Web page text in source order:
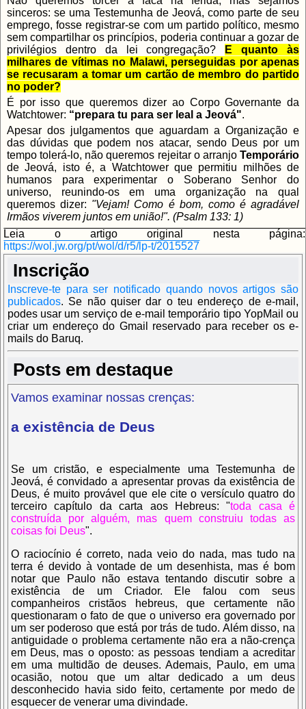
sinceros: se uma Testemunha de Jeová, como parte de seu
emprego, fosse registrar-se com um partido político, mesmo
sem compartilhar os princípios, poderia continuar a gozar de
privilégios dentro da lei congregação?
E quanto às
milhares de vítimas no Malawi, perseguidas por apenas
se recusaram a tomar um cartão de membro do partido
no poder?
É por isso que queremos dizer ao Corpo Governante da
Watchtower: “prepara tu para ser leal a Jeová".
Apesar dos julgamentos que aguardam a Organização e
das dúvidas que podem nos atacar, sendo Deus por um
tempo tolerá-lo, não queremos rejeitar o arranjoTemporário
de Jeová, isto é, a Watchtower que permitiu milhões de
humanos para experimentar o Soberano Senhor do
universo, reunindo-os em uma organização na qual
queremos dizer: "Vejam! Como é bom, como é agradável
Irmãos viverem juntos em união!". (Psalm 133: 1)
Leia o artigo original nesta página:
https://wol.jw.org/pt/wol/d/r5/lp-t/2015527
Inscrição
Inscreve-te para ser notificado quando novos artigos são
publicados. Se não quiser dar o teu endereço de e-mail,
podes usar um serviço de e-mail temporário tipo YopMail ou
criar um endereço do Gmail reservado para receber os e-
mails do Baruq.
Posts em destaque
Vamos examinar nossas crenças:
a existência de Deus
Se um cristão, e especialmente uma Testemunha de
Jeová, é convidado a apresentar provas da existência de
Deus, é muito provável que ele cite o versículo quatro do
terceiro capítulo da carta aos Hebreus:"toda casa é
construída por alguém, mas quem construiu todas as
coisas foi Deus".
O raciocínio é correto, nada veio do nada, mas tudo na
terra é devido à vontade de um desenhista, mas é bom
notar que Paulo não estava tentando discutir sobre a
existência de um Criador. Ele falou com seus
companheiros cristãos hebreus, que certamente não
questionaram o fato de que o universo era governado por
um ser poderoso que está por trás de tudo. Além disso, na
antiguidade o problema certamente não era a não-crença
em Deus, mas o oposto: as pessoas tendiam a acreditar
em uma multidão de deuses. Ademais, Paulo, em uma
ocasião, notou que um altar dedicado a um deus
desconhecido havia sido feito, certamente por medo de
esquecer de venerar uma divindade.